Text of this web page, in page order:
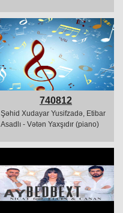
740812
Şəhid Xudayar Yusifzadə, Etibar
Asadlı - Vətən Yaxşıdır (piano)